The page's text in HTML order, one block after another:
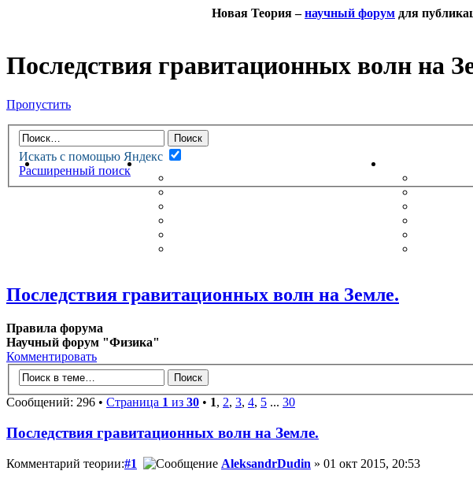
Новая Теория –научный форум для
Последствия гравитационных волн на
Пропустить
Искать с помощью Яндекс
Расширенный поиск
НОВАЯ ТЕОРИЯФОРУМ
НЕПРОЧИТАННЫЕ СООБЩЕНИЯ
Последствия гравитационных волн на Земле.
Правила форума
Научный форум "Физика"
Комментировать
Сообщений: 296 • Страница 1 из 30 • 1, 2, 3, 4, 5 ... 30
Последствия гравитационных волн на Земле.
Комментарий теории:#1 AleksandrDudin » 01 окт 2015, 20:53